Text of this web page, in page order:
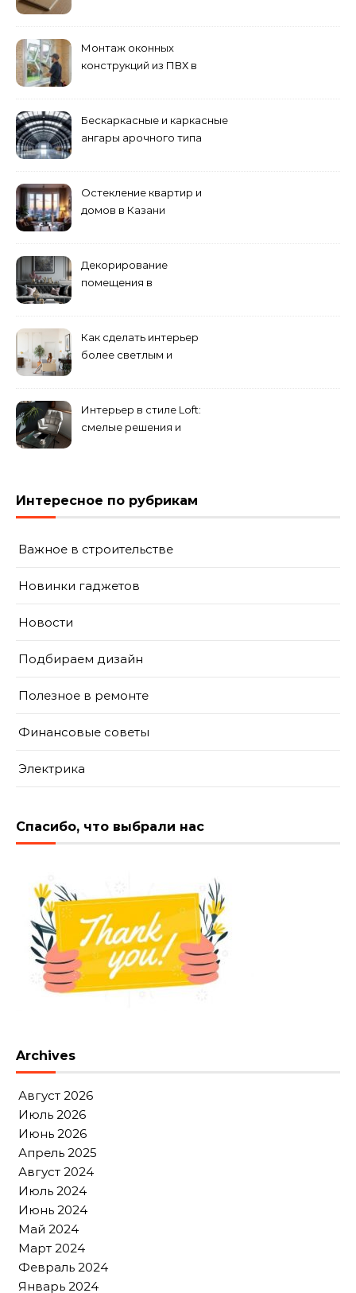
Монтаж оконных
конструкций из ПВХ в
Бескаркасные и каркасные
ангары арочного типа
Остекление квартир и
домов в Казани
Декорирование
помещения в
направлений для создания
уникального комплекса
Как сделать интерьер
более светлым и
помещения
Интерьер в стиле Loft:
смелые решения и
Интересное по рубрикам
Важное в строительстве
Новинки гаджетов
Новости
Подбираем дизайн
Полезное в ремонте
Финансовые советы
Электрика
Спасибо, что выбрали нас
Archives
Август 2026
Июль 2026
Июнь 2026
Апрель 2025
Август 2024
Июль 2024
Июнь 2024
Май 2024
Март 2024
Февраль 2024
Январь 2024